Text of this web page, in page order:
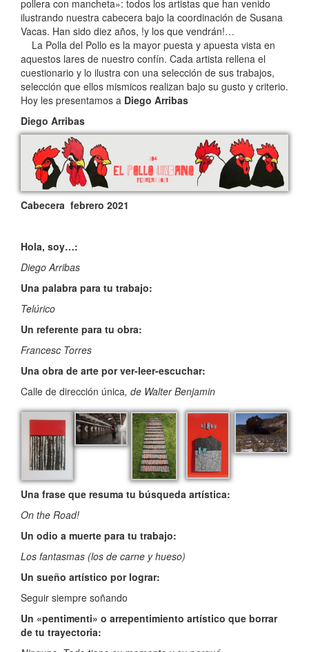
pollera con mancheta»: todos los artistas que han venido
ilustrando nuestra cabecera bajo la coordinación de Susana
Vacas. Han sido diez años, !y los que vendrán!…
La Polla del Pollo es la mayor puesta y apuesta vista en
aquestos lares de nuestro confín. Cada artista rellena el
cuestionario y lo ilustra con una selección de sus trabajos,
selección que ellos mismicos realizan bajo su gusto y criterio.
Hoy les presentamos a Diego Arribas
Diego Arribas
Cabecera febrero 2021
Hola, soy…:
Diego Arribas
Una palabra para tu trabajo:
Telúrico
Un referente para tu obra:
Francesc Torres
Una obra de arte por ver-leer-escuchar:
Calle de dirección única, de Walter Benjamin
Una frase que resuma tu búsqueda artística:
On the Road!
Un odio a muerte para tu trabajo:
Los fantasmas (los de carne y hueso)
Un sueño artístico por lograr:
Seguir siempre soñando
Un «pentimenti» o arrepentimiento artístico que borrar
de tu trayectoria: